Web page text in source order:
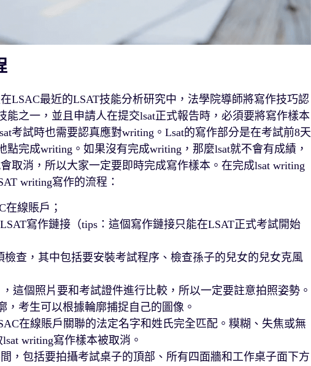
LSAC最近的LSAT技能分析研究中，法學院導師將寫作技巧認
能之一，並且申請人在提交lsat正式報告時，必須要將寫作樣本
考試時也需要認真應對writing。Lsat的寫作部分是在考試前8天
完成writing。如果沒有完成writing，那麼lsat就不會有成績，
取消，所以大家一定要即時完成寫作樣本。在完成lsat writing
writing寫作的流程：
在線賬戶；
寫作鏈接（tips：這個寫作鏈接只能在LSAT正式考試開始
查，其中包括要安裝考試程序、檢查孫子的兒女的兒女克風
這個照片要和考試證件進行比較，所以一定要註意拍照姿勢。
考生可以根據輪廓捕捉自己的圖像。
在線賬戶關聯的法定名字和姓氏完全匹配。糢糊、失焦或無
writing寫作樣本被取消。
，包括要拍攝考試桌子的頂部、所有四面牆和工作桌子面下方